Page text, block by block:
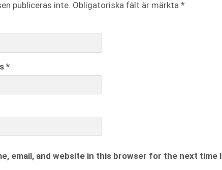
publiceras inte. Obligatoriska fält är märkta *
*
email, and website in this browser for the next time I